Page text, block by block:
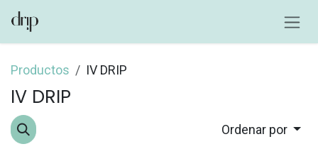
Productos IV DRIP
IV DRIP
Ordenar por